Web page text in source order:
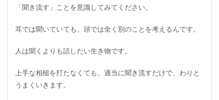
「聞き流す」ことを意識してみてください。
耳では聞いていても、頭では全く別のことを考えるんです。
人は聞くよりも話したい生き物です。
上手な相槌を打たなくても、適当に聞き流すだけで、わりと
うまくいきます。